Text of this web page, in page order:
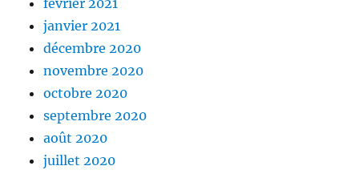
février 2021
janvier 2021
décembre 2020
novembre 2020
octobre 2020
septembre 2020
août 2020
juillet 2020